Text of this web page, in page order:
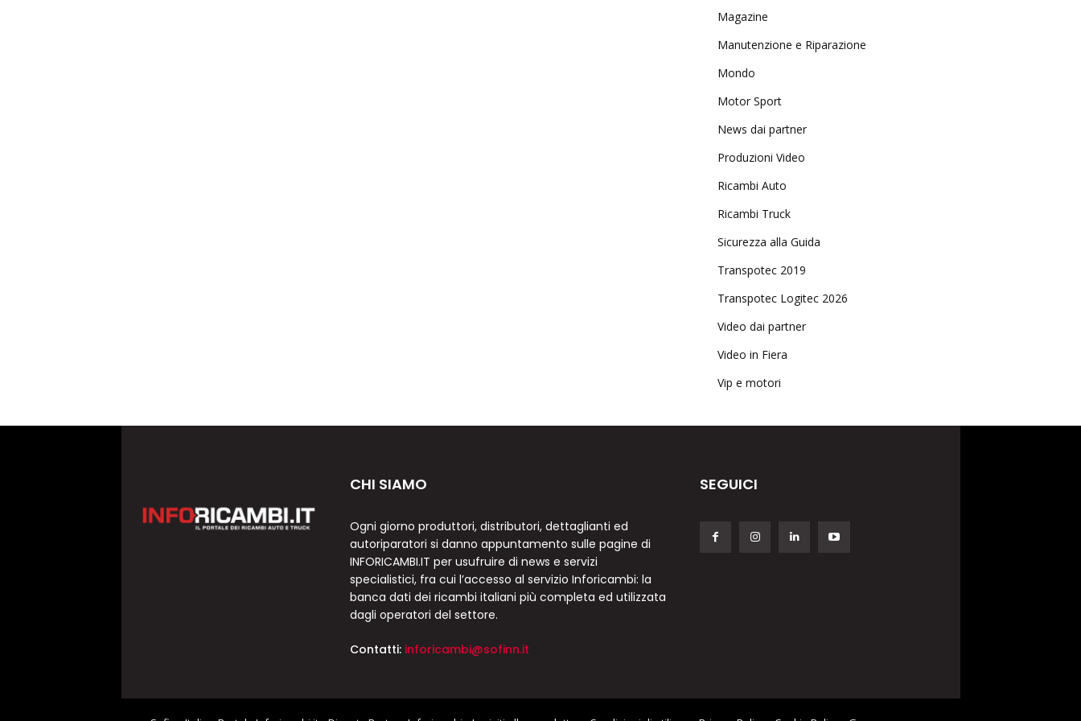
Magazine
Manutenzione e Riparazione
Mondo
Motor Sport
News dai partner
Produzioni Video
Ricambi Auto
Ricambi Truck
Sicurezza alla Guida
Transpotec 2019
Transpotec Logitec 2026
Video dai partner
Video in Fiera
Vip e motori
CHI SIAMO
Ogni giorno produttori, distributori, dettaglianti ed
autoriparatori si danno appuntamento sulle pagine di
INFORICAMBI.IT per usufruire di news e servizi
specialistici, fra cui l’accesso al servizio Inforicambi: la
banca dati dei ricambi italiani più completa ed utilizzata
dagli operatori del settore.
Contatti: inforicambi@sofinn.it
SEGUICI